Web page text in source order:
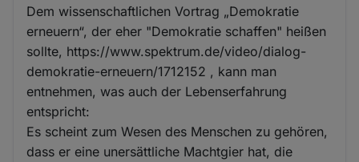
Dem wissenschaftlichen Vortrag „Demokratie
erneuern“, der eher "Demokratie schaffen" heißen
sollte, https://www.spektrum.de/video/dialog-
demokratie-erneuern/1712152 , kann man
entnehmen, was auch der Lebenserfahrung
entspricht:
Es scheint zum Wesen des Menschen zu gehören,
dass er eine unersättliche Machtgier hat, die